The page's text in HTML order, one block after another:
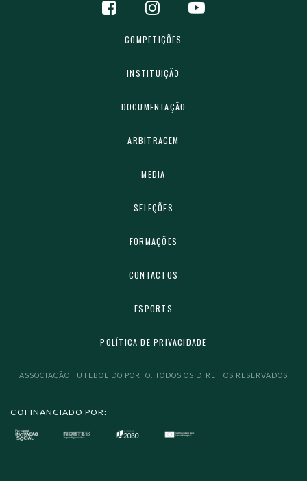
COMPETIÇÕES
INSTITUIÇÃO
DOCUMENTAÇÃO
ARBITRAGEM
MEDIA
SELEÇÕES
FORMAÇÕES
CONTACTOS
ESPORTS
POLÍTICA DE PRIVACIDADE
ASSOCIAÇÃO FUTEBOL DO PORTO. TODOS OS DIREITOS RESERVADOS
COFINANCIADO POR: